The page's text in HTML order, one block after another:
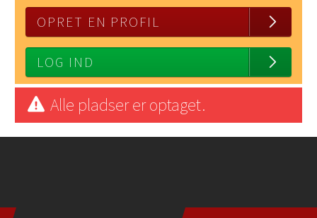
OPRET EN PROFIL
LOG IND
Alle pladser er optaget.